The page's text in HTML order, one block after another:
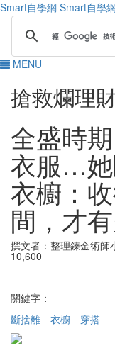
Smart自學網 Smart自學
MENU
搶救爛理
全盛時
衣服…她
衣櫥：
間，才
撰文者：整理鍊金術
10,600
關鍵字：
斷捨離
衣櫥 穿搭